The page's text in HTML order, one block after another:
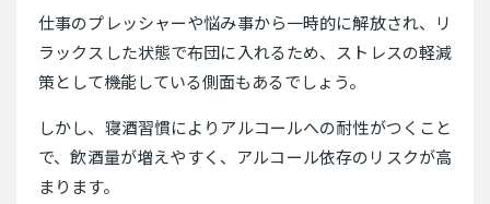
仕事のプレッシャーや悩み事から一時的に解放され、リ
ラックスした状態で布団に入れるため、ストレスの軽減
策として機能している側面もあるでしょう。
しかし、寝酒習慣によりアルコールへの耐性がつくこと
で、飲酒量が増えやすく、アルコール依存のリスクが高
まります。